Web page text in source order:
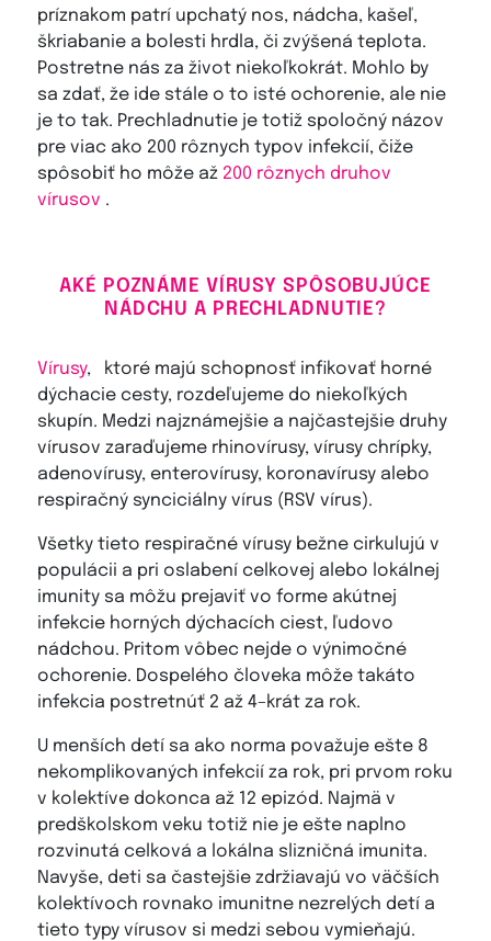
príznakom patrí upchatý nos, nádcha, kašeľ,
škriabanie a bolesti hrdla, či zvýšená teplota.
Postretne nás za život niekoľkokrát. Mohlo by
sa zdať, že ide stále o to isté ochorenie, ale nie
je to tak. Prechladnutie je totiž spoločný názov
pre viac ako 200 rôznych typov infekcií, čiže
spôsobiť ho môže až 200 rôznych druhov
vírusov .
AKÉ POZNÁME VÍRUSY SPÔSOBUJÚCE
NÁDCHU A PRECHLADNUTIE?
Vírusy, ktoré majú schopnosť infikovať horné
dýchacie cesty, rozdeľujeme do niekoľkých
skupín. Medzi najznámejšie a najčastejšie druhy
vírusov zaraďujeme rhinovírusy, vírusy chrípky,
adenovírusy, enterovírusy, koronavírusy alebo
respiračný synciciálny vírus (RSV vírus).
Všetky tieto respiračné vírusy bežne cirkulujú v
populácii a pri oslabení celkovej alebo lokálnej
imunity sa môžu prejaviť vo forme akútnej
infekcie horných dýchacích ciest, ľudovo
nádchou. Pritom vôbec nejde o výnimočné
ochorenie. Dospelého človeka môže takáto
infekcia postretnúť 2 až 4–krát za rok.
U menších detí sa ako norma považuje ešte 8
nekomplikovaných infekcií za rok, pri prvom roku
v kolektíve dokonca až 12 epizód. Najmä v
predškolskom veku totiž nie je ešte naplno
rozvinutá celková a lokálna slizničná imunita.
Navyše, deti sa častejšie zdržiavajú vo väčších
kolektívoch rovnako imunitne nezrelých detí a
tieto typy vírusov si medzi sebou vymieňajú.